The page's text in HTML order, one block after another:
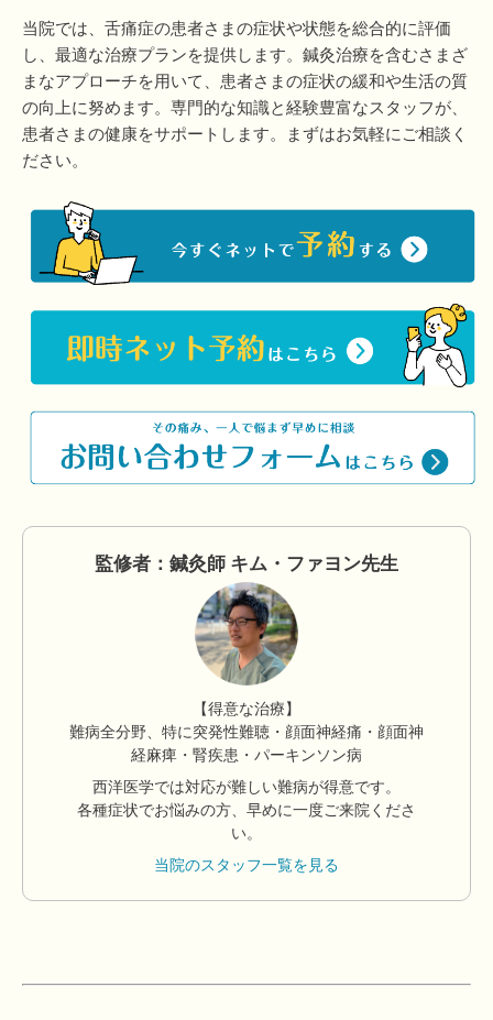
当院では、舌痛症の患者さまの症状や状態を総合的に評価
し、最適な治療プランを提供します。鍼灸治療を含むさまざ
まなアプローチを用いて、患者さまの症状の緩和や生活の質
の向上に努めます。専門的な知識と経験豊富なスタッフが、
患者さまの健康をサポートします。まずはお気軽にご相談く
ださい。
監修者：鍼灸師 キム・ファヨン先生
【得意な治療】
難病全分野、特に突発性難聴・顔面神経痛・顔面神
経麻痺・腎疾患・パーキンソン病
西洋医学では対応が難しい難病が得意です。
各種症状でお悩みの方、早めに一度ご来院くださ
い。
当院のスタッフ一覧を見る